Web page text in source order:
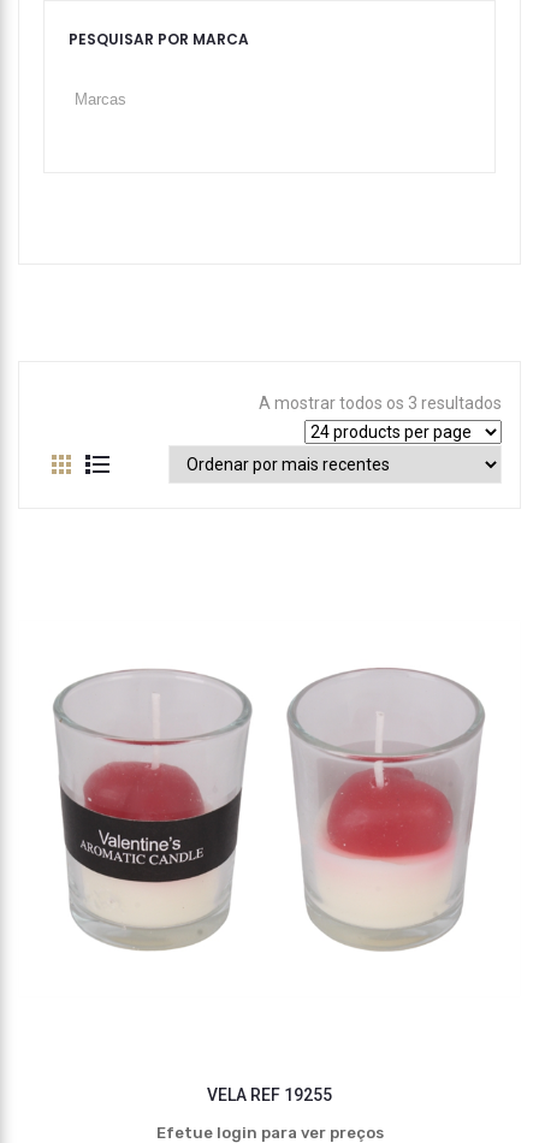
PESQUISAR POR MARCA
A mostrar todos os 3 resultados
VELA REF 19255
Efetue login para ver preços